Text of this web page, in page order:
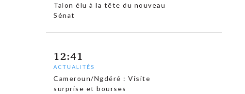
Talon élu à la tête du nouveau
Sénat
12:41
ACTUALITÉS
Cameroun/Ngdéré : Visite
surprise et bourses